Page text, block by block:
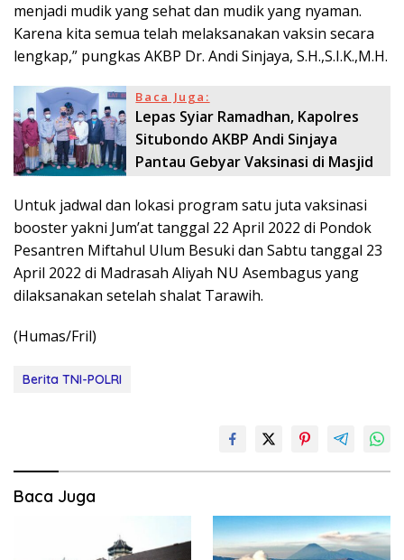
menjadi mudik yang sehat dan mudik yang nyaman.
Karena kita semua telah melaksanakan vaksin secara
lengkap,” pungkas AKBP Dr. Andi Sinjaya, S.H.,S.I.K.,M.H.
Baca Juga:
Lepas Syiar Ramadhan, Kapolres
Situbondo AKBP Andi Sinjaya
Pantau Gebyar Vaksinasi di Masjid
Untuk jadwal dan lokasi program satu juta vaksinasi
booster yakni Jum’at tanggal 22 April 2022 di Pondok
Pesantren Miftahul Ulum Besuki dan Sabtu tanggal 23
April 2022 di Madrasah Aliyah NU Asembagus yang
dilaksanakan setelah shalat Tarawih.
(Humas/Fril)
Berita TNI-POLRI
Baca Juga